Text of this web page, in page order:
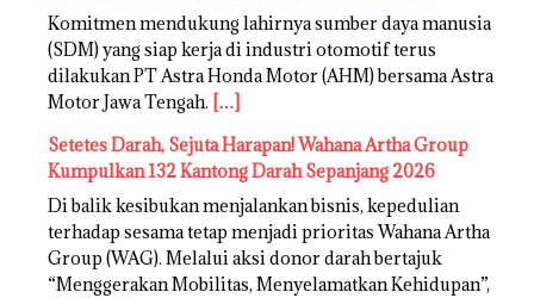
Komitmen mendukung lahirnya sumber daya manusia
(SDM) yang siap kerja di industri otomotif terus
dilakukan PT Astra Honda Motor (AHM) bersama Astra
Motor Jawa Tengah. […]
Setetes Darah, Sejuta Harapan! Wahana Artha Group
Kumpulkan 132 Kantong Darah Sepanjang 2026
Di balik kesibukan menjalankan bisnis, kepedulian
terhadap sesama tetap menjadi prioritas Wahana Artha
Group (WAG). Melalui aksi donor darah bertajuk
“Menggerakan Mobilitas, Menyelamatkan Kehidupan”,